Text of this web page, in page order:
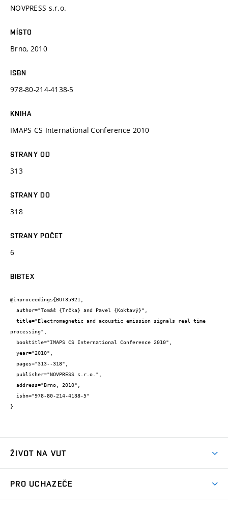
NOVPRESS s.r.o.
MÍSTO
Brno, 2010
ISBN
978-80-214-4138-5
KNIHA
IMAPS CS International Conference 2010
STRANY OD
313
STRANY DO
318
STRANY POČET
6
BIBTEX
@inproceedings{BUT35921,
processing",
}
ŽIVOT NA VUT
PRO UCHAZEČE